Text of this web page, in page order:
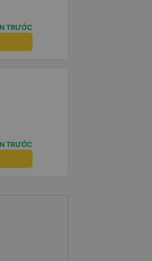
ở Cần
đánh
Nhìn
TRƯỚC
TRƯỚC